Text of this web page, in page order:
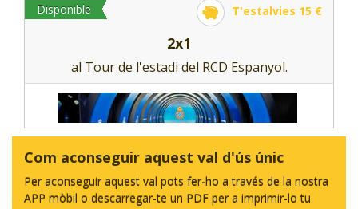
Disponible T'estalvies 15 €
2x1
al Tour de l'estadi del RCD Espanyol.
Com aconseguir aquest val d'ús únic
Per aconseguir aquest val pots fer-ho a través de la nostra
APP mòbil o descarregar-te un PDF per a imprimir-lo tu